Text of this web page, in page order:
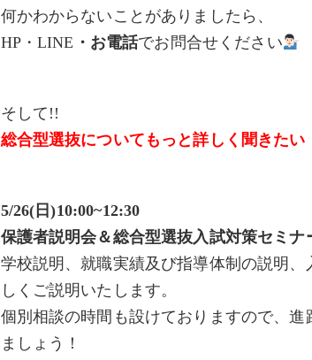
何かわからないことがありましたら、
HP・LINE ・お電話でお問合せください
そして!!
総合型選抜についてもっと詳しく聞きたい
5/26(日)10:00~12:30
保護者説明会＆総合型選抜入試対策セミナ
学校説明、就職実績及び指導体制の説明
しくご説明いたします。
個別相談の時間も設けておりますので、
ましょう！